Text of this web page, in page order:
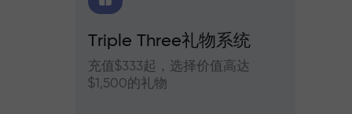
Triple Three礼物系统
充值$333起，选择价值高达
$1,500的礼物